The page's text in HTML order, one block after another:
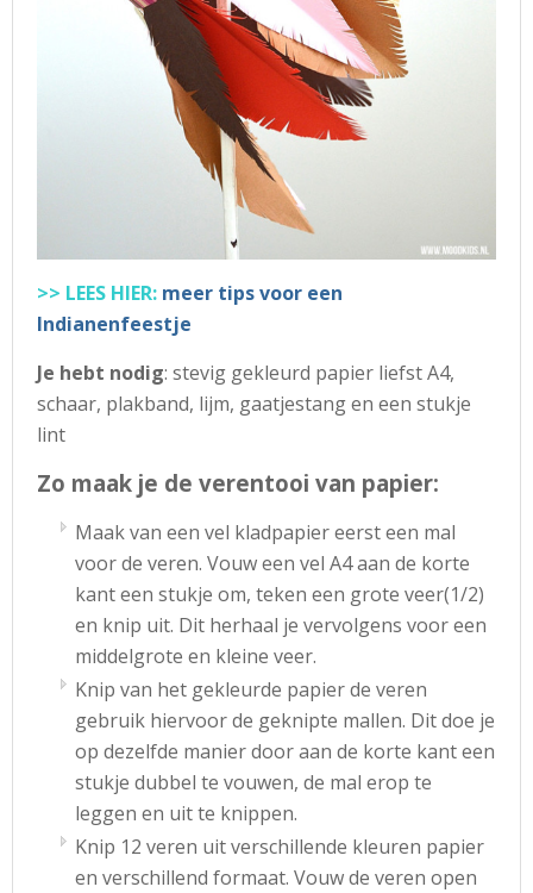
>> LEES HIER: meer tips voor een
Indianenfeestje
Je hebt nodig: stevig gekleurd papier liefst A4,
schaar, plakband, lijm, gaatjestang en een stukje
lint
Zo maak je de verentooi van papier:
Maak van een vel kladpapier eerst een mal
voor de veren. Vouw een vel A4 aan de korte
kant een stukje om, teken een grote veer(1/2)
en knip uit. Dit herhaal je vervolgens voor een
middelgrote en kleine veer.
Knip van het gekleurde papier de veren
gebruik hiervoor de geknipte mallen. Dit doe je
op dezelfde manier door aan de korte kant een
stukje dubbel te vouwen, de mal erop te
leggen en uit te knippen.
Knip 12 veren uit verschillende kleuren papier
en verschillend formaat. Vouw de veren open